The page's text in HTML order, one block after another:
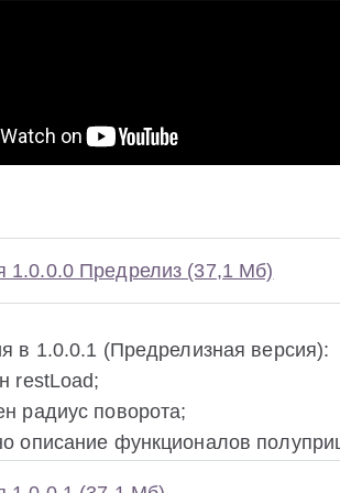
1.0.0.0 Предрелиз (37,1 Мб)
в 1.0.0.1 (Предрелизная версия):
restLoad;
радиус поворота;
описание функционалов